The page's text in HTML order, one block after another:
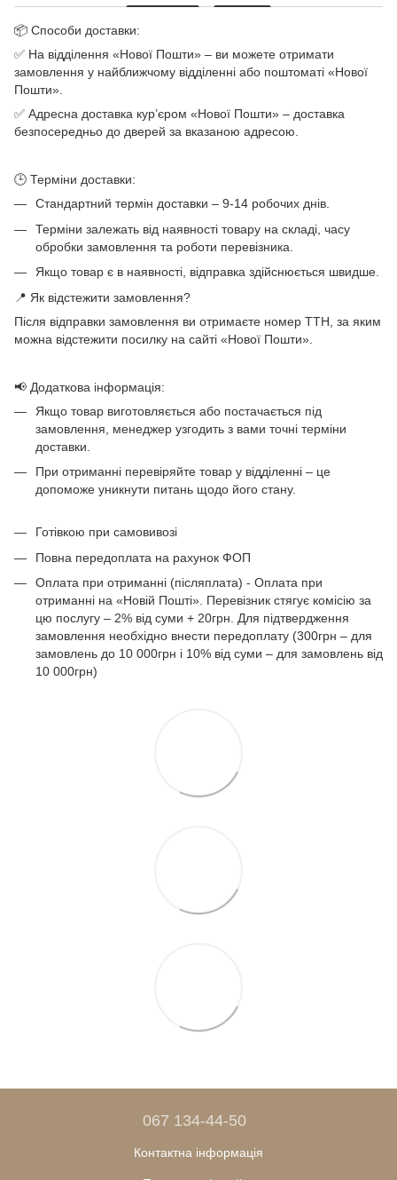
📦 Способи доставки:
✅ На відділення «Нової Пошти» – ви можете отримати
замовлення у найближчому відділенні або поштоматі «Нової
Пошти».
✅ Адресна доставка кур’єром «Нової Пошти» – доставка
безпосередньо до дверей за вказаною адресою.
🕒 Терміни доставки:
Стандартний термін доставки – 9-14 робочих днів.
Терміни залежать від наявності товару на складі, часу
обробки замовлення та роботи перевізника.
Якщо товар є в наявності, відправка здійснюється швидше.
📍 Як відстежити замовлення?
Після відправки замовлення ви отримаєте номер ТТН, за яким
можна відстежити посилку на сайті «Нової Пошти».
📢 Додаткова інформація:
Якщо товар виготовляється або постачається під
замовлення, менеджер узгодить з вами точні терміни
доставки.
При отриманні перевіряйте товар у відділенні – це
допоможе уникнути питань щодо його стану.
Готівкою при самовивозі
Повна передоплата на рахунок ФОП
Оплата при отриманні (післяплата) - Оплата при
отриманні на «Новій Пошті». Перевізник стягує комісію за
цю послугу – 2% від суми + 20грн. Для підтвердження
замовлення необхідно внести передоплату (300грн – для
замовлень до 10 000грн і 10% від суми – для замовлень від
10 000грн)
067 134-44-50
Контактна інформація